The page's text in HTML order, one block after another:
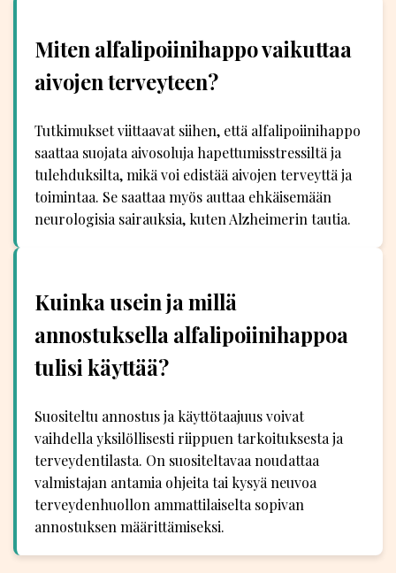
Miten alfalipoiinihappo vaikuttaa
aivojen terveyteen?
Tutkimukset viittaavat siihen, että alfalipoiinihappo
saattaa suojata aivosoluja hapettumisstressiltä ja
tulehduksilta, mikä voi edistää aivojen terveyttä ja
toimintaa. Se saattaa myös auttaa ehkäisemään
neurologisia sairauksia, kuten Alzheimerin tautia.
Kuinka usein ja millä
annostuksella alfalipoiinihappoa
tulisi käyttää?
Suositeltu annostus ja käyttötaajuus voivat
vaihdella yksilöllisesti riippuen tarkoituksesta ja
terveydentilasta. On suositeltavaa noudattaa
valmistajan antamia ohjeita tai kysyä neuvoa
terveydenhuollon ammattilaiselta sopivan
annostuksen määrittämiseksi.